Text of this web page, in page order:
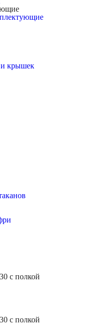
и крышек
с полкой
с полкой